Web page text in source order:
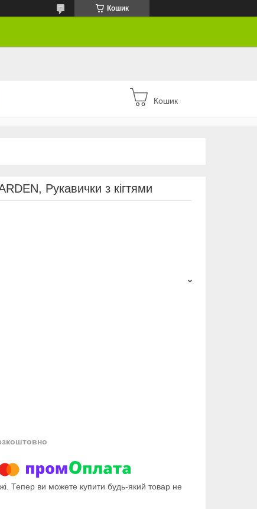
Кошик
Кошик
Рукавички з кігтями
Тепер ви можете купити будь-який товар не